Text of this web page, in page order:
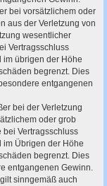
bei vorsätzlichem oder
aus der Verletzung von
wesentlicher
Vertragsschluss
übrigen der Höhe
begrenzt. Dies
entgangenen
bei der Verletzung
oder grob
bei Vertragsschluss
Übrigen der Höhe
begrenzt. Dies
entgangenen Gewinn.
sinngemäß auch